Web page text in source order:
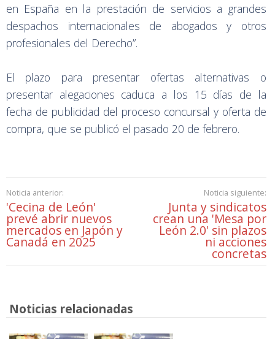
en España en la prestación de servicios a grandes
despachos internacionales de abogados y otros
profesionales del Derecho”.
El plazo para presentar ofertas alternativas o
presentar alegaciones caduca a los 15 días de la
fecha de publicidad del proceso concursal y oferta de
compra, que se publicó el pasado 20 de febrero.
Noticia anterior:
'Cecina de León'
prevé abrir nuevos
mercados en Japón y
Canadá en 2025
Noticia siguiente:
Junta y sindicatos
crean una 'Mesa por
León 2.0' sin plazos
ni acciones
concretas
Noticias relacionadas